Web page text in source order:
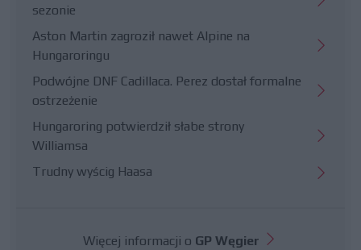
sezonie
Aston Martin zagroził nawet Alpine na
Hungaroringu
Podwójne DNF Cadillaca. Perez dostał formalne
ostrzeżenie
Hungaroring potwierdził słabe strony
Williamsa
Trudny wyścig Haasa
Więcej informacji o GP Węgier